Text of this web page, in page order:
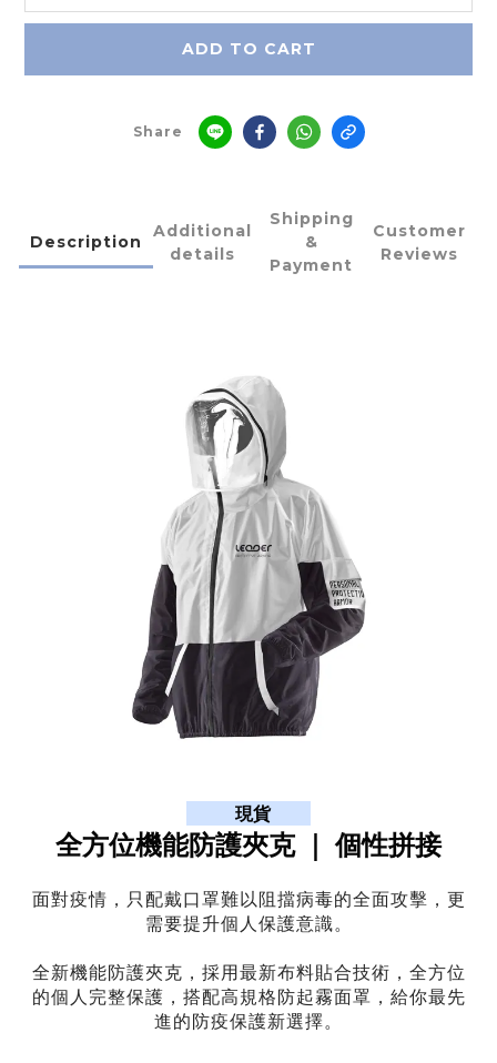
ADD TO CART
Share
Description
Additional
details
Shipping
&
Payment
Customer
Reviews
           現貨
全方位機能防護夾克 ｜ 個性拼接
面對疫情，只配戴口罩難以阻擋病毒的全面攻擊，更
需要提升個人保護意識。
全新機能防護夾克，採用最新布料貼合技術，全方位
的個人完整保護，搭配高規格防起霧面罩，給你最先
進的防疫保護新選擇。